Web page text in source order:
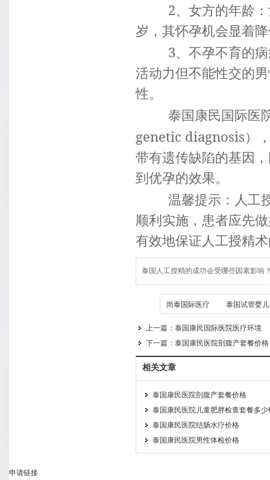
2、女方的年龄
岁，其怀孕机会显着
3、不孕不育的
活动力但不能性交的
性。
泰国康民国际医
genetic diagnosis）
带有遗传缺陷的基因
到优孕的效果。
温馨提示：人工
顺利实施，患者应先
有效地保证人工授精
泰国人工授精的成功会受哪些因素影响
尚泰国际医疗 泰国试管婴
上一篇： 泰国康民国际医院医疗环境
下一篇： 泰国康民医院剖腹产套餐价格
相关文章
泰国康民医院剖腹产套餐价格
泰国康民医院儿童肥胖检查套餐多少
泰国康民医院结肠水疗价格
泰国康民医院男性体检价格
申请链接